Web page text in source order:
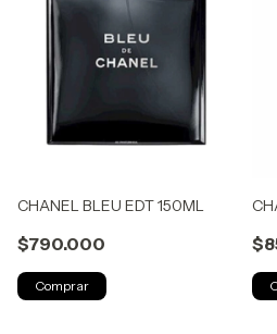
CHANEL BLEU EDT 150ML
$790.000